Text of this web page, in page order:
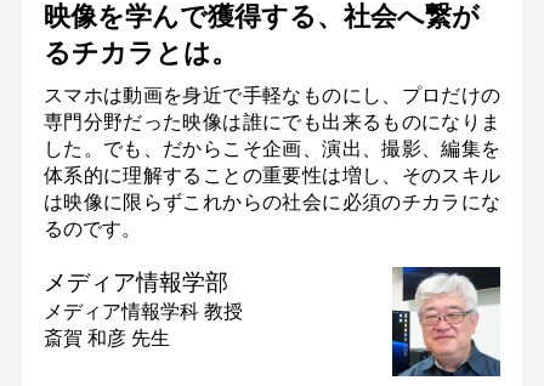
映像を学んで獲得する、社会へ繋が
るチカラとは。
スマホは動画を身近で手軽なものにし、プロだけの
専門分野だった映像は誰にでも出来るものになりま
した。でも、だからこそ企画、演出、撮影、編集を
体系的に理解することの重要性は増し、そのスキル
は映像に限らずこれからの社会に必須のチカラにな
るのです。
メディア情報学部
メディア情報学科 教授
斎賀 和彦 先生